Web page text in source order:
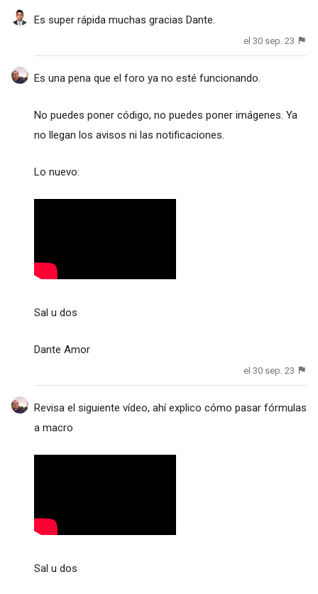
Es super rápida muchas gracias Dante.
el 30 sep. 23
Es una pena que el foro ya no esté funcionando.
No puedes poner código, no puedes poner imágenes. Ya
no llegan los avisos ni las notificaciones.
Lo nuevo:
Sal u dos
Dante Amor
el 30 sep. 23
Revisa el siguiente vídeo, ahí explico cómo pasar fórmulas
a macro
Sal u dos